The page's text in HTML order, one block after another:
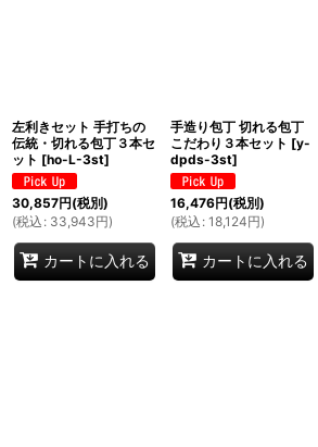
左利きセット 手打ちの
伝統・切れる包丁３本セ
ット [ho-L-3st]
30,857円(税別)
(税込 : 33,943円)
カートに入れる
手造り包丁 切れる包丁
こだわり３本セット [y-
dpds-3st]
16,476円(税別)
(税込 : 18,124円)
カートに入れる